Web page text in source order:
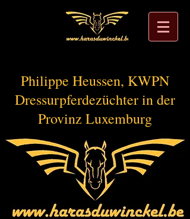
Philippe Heussen, KWPN
Dressurpferdezüchter in der
Provinz Luxemburg